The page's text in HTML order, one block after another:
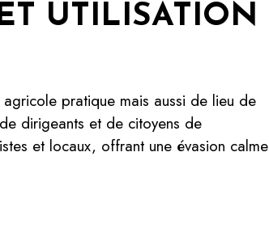
UTILISATION
pratique mais aussi de lieu de
dirigeants et de citoyens de
et locaux, offrant une évasion calme